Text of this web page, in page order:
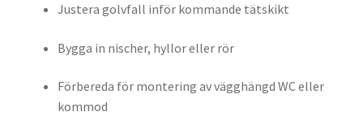
Justera golvfall inför kommande tätskikt
Bygga in nischer, hyllor eller rör
Förbereda för montering av vägghängd WC eller
kommod